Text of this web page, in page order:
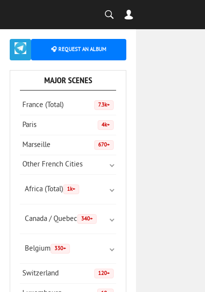
🎧 REQUEST AN ALBUM
MAJOR SCENES
France (Total) 7.3k+
Paris 4k+
Marseille 670+
Other French Cities
Africa (Total) 1k+
Canada / Quebec 340+
Belgium 330+
Switzerland 120+